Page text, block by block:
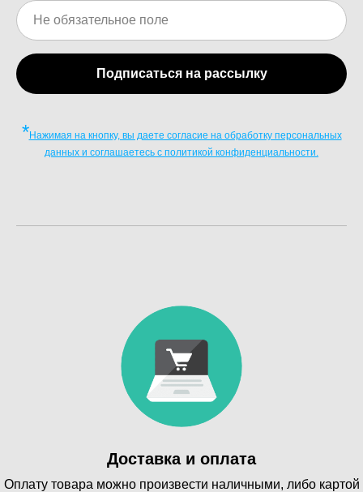
Подписаться на рассылку
*Нажимая на кнопку, вы даете согласие на обработку персональных
данных и соглашаетесь c политикой конфиденциальности.
Доставка и оплата
Оплату товара можно произвести наличными, либо картой